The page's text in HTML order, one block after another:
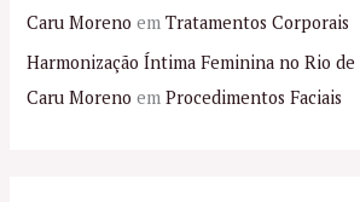
Caru Moreno emTratamentos Corporais
Harmonização Íntima Feminina no Rio de
Caru Moreno emProcedimentos Faciais